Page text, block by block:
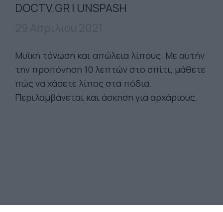
DOCTV.GR | UNSPASH
Μυϊκή τόνωση και απώλεια λίπους. Με αυτήν
την προπόνηση 10 λεπτών στο σπίτι, μάθετε
πώς να χάσετε λίπος στα πόδια.
Περιλαμβάνεται και άσκηση για αρχάριους.